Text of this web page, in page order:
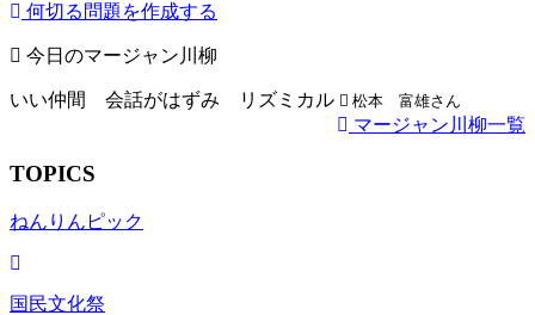
何切る問題を作成する
今日のマージャン川柳
いい仲間 会話がはずみ リズミカル 松本 富雄さん
マージャン川柳一覧
TOPICS
ねんりんピック
国民文化祭